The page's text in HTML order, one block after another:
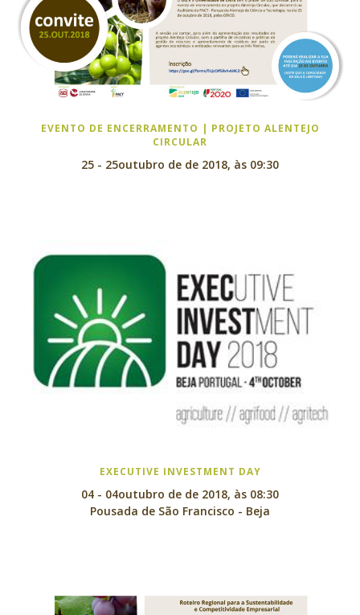
EVENTO DE ENCERRAMENTO | PROJETO ALENTEJO
CIRCULAR
25 - 25outubro de de 2018, às 09:30
EXECUTIVE INVESTMENT DAY
04 - 04outubro de de 2018, às 08:30
Pousada de São Francisco - Beja